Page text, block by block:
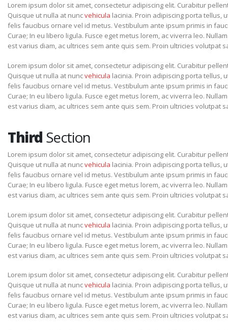
Lorem ipsum dolor sit amet, consectetur adipiscing elit. Curabitur
Quisque ut nulla at nuncvehicula lacinia. Proin adipiscing porta tellus,
felis faucibus ornare vel id metus. Vestibulum ante ipsum primis in
Curae; In eu libero ligula. Fusce eget metus lorem, ac viverra leo.
est varius diam, ac ultrices sem ante quis sem. Proin ultricies volutpat
Lorem ipsum dolor sit amet, consectetur adipiscing elit. Curabitur
Quisque ut nulla at nuncvehicula lacinia. Proin adipiscing porta tellus,
felis faucibus ornare vel id metus. Vestibulum ante ipsum primis in
Curae; In eu libero ligula. Fusce eget metus lorem, ac viverra leo.
est varius diam, ac ultrices sem ante quis sem. Proin ultricies volutpat
Third Section
Lorem ipsum dolor sit amet, consectetur adipiscing elit. Curabitur
Quisque ut nulla at nuncvehicula lacinia. Proin adipiscing porta tellus,
felis faucibus ornare vel id metus. Vestibulum ante ipsum primis in
Curae; In eu libero ligula. Fusce eget metus lorem, ac viverra leo.
est varius diam, ac ultrices sem ante quis sem. Proin ultricies volutpat
Lorem ipsum dolor sit amet, consectetur adipiscing elit. Curabitur
Quisque ut nulla at nuncvehicula lacinia. Proin adipiscing porta tellus,
felis faucibus ornare vel id metus. Vestibulum ante ipsum primis in
Curae; In eu libero ligula. Fusce eget metus lorem, ac viverra leo.
est varius diam, ac ultrices sem ante quis sem. Proin ultricies volutpat
Lorem ipsum dolor sit amet, consectetur adipiscing elit. Curabitur
Quisque ut nulla at nuncvehicula lacinia. Proin adipiscing porta tellus,
felis faucibus ornare vel id metus. Vestibulum ante ipsum primis in
Curae; In eu libero ligula. Fusce eget metus lorem, ac viverra leo.
est varius diam, ac ultrices sem ante quis sem. Proin ultricies volutpat